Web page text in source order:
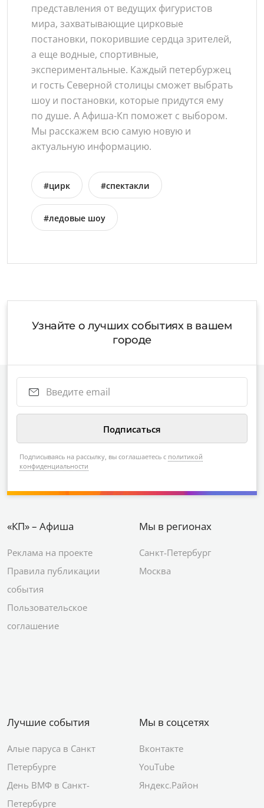
представления от ведущих фигуристов
мира, захватывающие цирковые
постановки, покорившие сердца зрителей,
а еще водные, спортивные,
экспериментальные. Каждый петербуржец
и гость Северной столицы сможет выбрать
шоу и постановки, которые придутся ему
по душе. А Афиша-Кп поможет с выбором.
Мы расскажем всю самую новую и
актуальную информацию.
#цирк #спектакли
#ледовые шоу
Узнайте о лучших событиях в вашем
городе
Подписываясь на рассылку, вы соглашаетесь с политикой
конфиденциальности
«КП» – Афиша
Реклама на проекте
Правила публикации
события
Пользовательское
соглашение
Мы в регионах
Санкт-Петербург
Москва
Лучшие события
Алые паруса в Санкт
Петербурге
День ВМФ в Санкт-
Петербурге
Мы в соцсетях
Вконтакте
YouTube
Яндекс.Район